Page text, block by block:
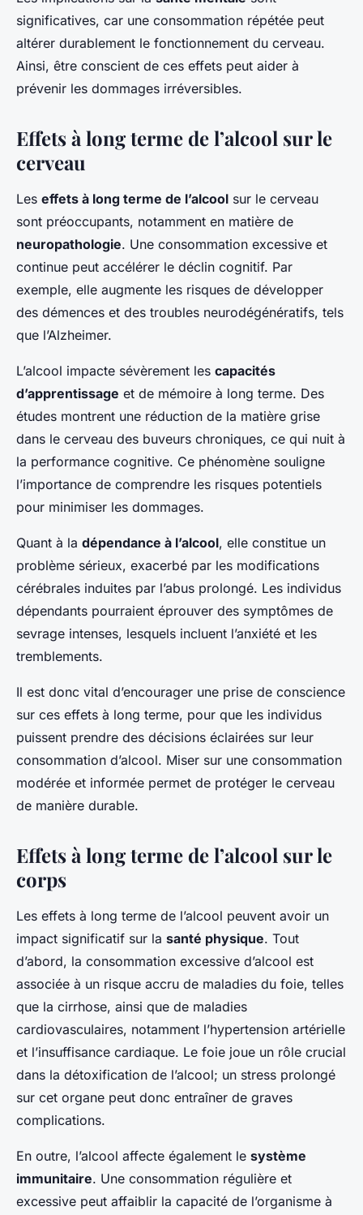
significatives, car une consommation répétée peut
altérer durablement le fonctionnement du cerveau.
Ainsi, être conscient de ces effets peut aider à
prévenir les dommages irréversibles.
Effets à long terme de l’alcool sur le
cerveau
Les effets à long terme de l’alcool sur le cerveau
sont préoccupants, notamment en matière de
neuropathologie. Une consommation excessive et
continue peut accélérer le déclin cognitif. Par
exemple, elle augmente les risques de développer
des démences et des troubles neurodégénératifs, tels
que l’Alzheimer.
L’alcool impacte sévèrement les capacités
d’apprentissage et de mémoire à long terme. Des
études montrent une réduction de la matière grise
dans le cerveau des buveurs chroniques, ce qui nuit à
la performance cognitive. Ce phénomène souligne
l’importance de comprendre les risques potentiels
pour minimiser les dommages.
Quant à la dépendance à l’alcool, elle constitue un
problème sérieux, exacerbé par les modifications
cérébrales induites par l’abus prolongé. Les individus
dépendants pourraient éprouver des symptômes de
sevrage intenses, lesquels incluent l’anxiété et les
tremblements.
Il est donc vital d’encourager une prise de conscience
sur ces effets à long terme, pour que les individus
puissent prendre des décisions éclairées sur leur
consommation d’alcool. Miser sur une consommation
modérée et informée permet de protéger le cerveau
de manière durable.
Effets à long terme de l’alcool sur le
corps
Les effets à long terme de l’alcool peuvent avoir un
impact significatif sur la santé physique. Tout
d’abord, la consommation excessive d’alcool est
associée à un risque accru de maladies du foie, telles
que la cirrhose, ainsi que de maladies
cardiovasculaires, notamment l’hypertension artérielle
et l’insuffisance cardiaque. Le foie joue un rôle crucial
dans la détoxification de l’alcool; un stress prolongé
sur cet organe peut donc entraîner de graves
complications.
En outre, l’alcool affecte également le système
immunitaire. Une consommation régulière et
excessive peut affaiblir la capacité de l’organisme à